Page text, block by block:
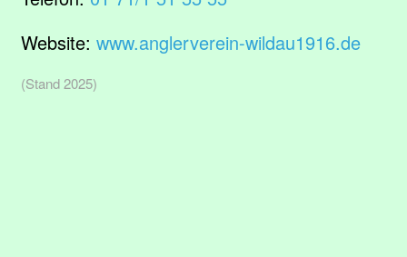
Website: www.anglerverein-wildau1916.de
(Stand 2025)